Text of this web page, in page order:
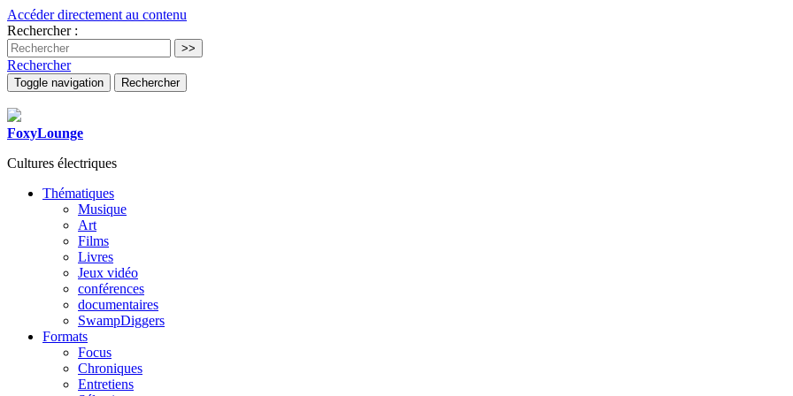
Accéder directement au contenu
Rechercher :
Rechercher
Toggle navigation Rechercher
FoxyLounge
Cultures électriques
Thématiques
Musique
Art
Films
Livres
Jeux vidéo
conférences
documentaires
SwampDiggers
Formats
Focus
Chroniques
Entretiens